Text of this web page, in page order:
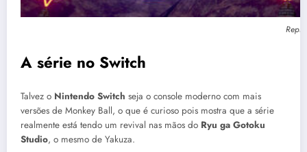
A série no Switch
Talvez o Nintendo Switch seja o console moderno com mais
versões de Monkey Ball, o que é curioso pois mostra que a série
realmente está tendo um revival nas mãos do Ryu ga Gotoku
Studio, o mesmo de Yakuza.